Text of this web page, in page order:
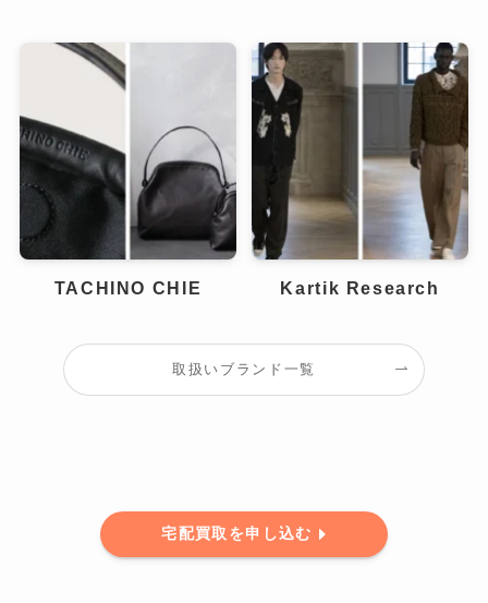
TACHINO CHIE Kartik Research
取扱いブランド一覧
宅配買取を申し込む